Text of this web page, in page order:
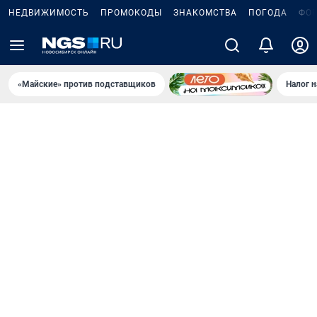
НЕДВИЖИМОСТЬ ПРОМОКОДЫ ЗНАКОМСТВА ПОГОДА
«Майские» против подставщиков Налог